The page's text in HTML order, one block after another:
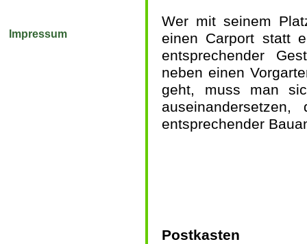
Impressum
Wer mit seinem
einen Carport statt
entsprechender
neben einen
geht, muss man
entsprechender
Postkasten